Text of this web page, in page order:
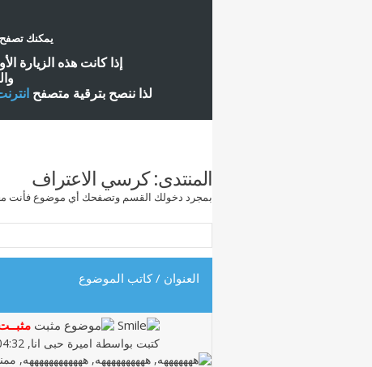
يمكنك تصفح
إذا كانت هذه الزيارة
لذا ننصح بترقية متصفح
المنتدى:كرسي الاعتراف
بمجرد دخولك القسم وتصفحك أي موضوع فأنت
العنوان /كاتب الموضوع
كتبت بواسطة اميرة حبى انا‏, 25-01-2009 04:32 PM